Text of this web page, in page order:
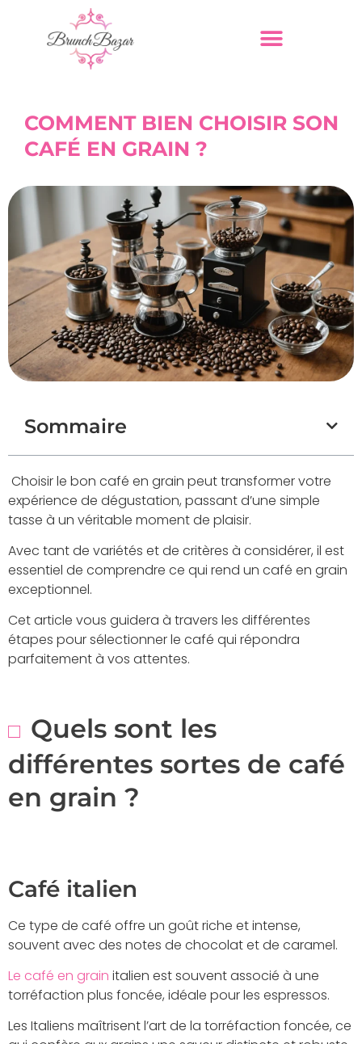
COMMENT BIEN CHOISIR SON
CAFÉ EN GRAIN ?
Sommaire
Choisir le bon café en grain peut transformer votre
expérience de dégustation, passant d’une simple
tasse à un véritable moment de plaisir.
Avec tant de variétés et de critères à considérer, il est
essentiel de comprendre ce qui rend un café en grain
exceptionnel.
Cet article vous guidera à travers les différentes
étapes pour sélectionner le café qui répondra
parfaitement à vos attentes.
Quels sont les
différentes sortes de café
en grain ?
Café italien
Ce type de café offre un goût riche et intense,
souvent avec des notes de chocolat et de caramel.
Le café en grain italien est souvent associé à une
torréfaction plus foncée, idéale pour les espressos.
Les Italiens maîtrisent l’art de la torréfaction foncée, ce